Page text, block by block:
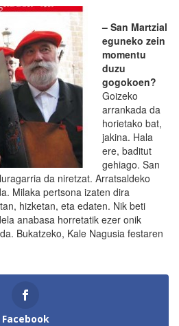
– San Martzial
eguneko zein
momentu
duzu
gogokoen?
Goizeko
arrankada da
horietako bat,
jakina. Hala
ere, baditut
gehiago. San
da niretzat. Arratsaldeko
Milaka pertsona izaten dira
hizketan, eta edaten. Nik beti
anabasa horretatik ezer onik
Bukatzeko, Kale Nagusia festaren
Facebook